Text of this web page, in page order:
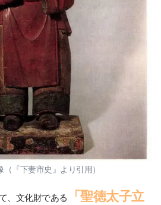
（『下妻市史』より引用）
、文化財である
「聖徳太子立